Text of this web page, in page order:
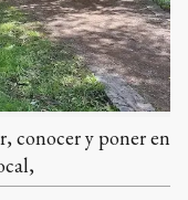
conocer y poner en